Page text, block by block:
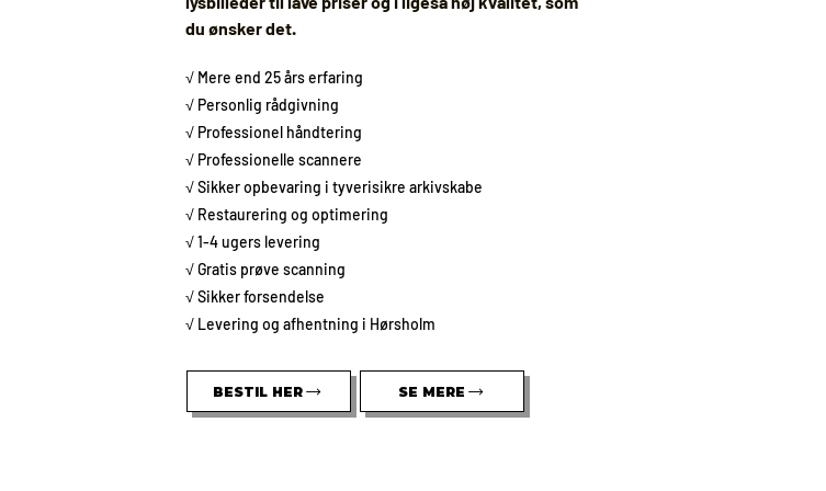
du ønsker det.
√ Mere end 25 års erfaring
√ Personlig rådgivning
√ Professionel håndtering
√ Professionelle scannere
√ Sikker opbevaring i tyverisikre arkivskabe
√ Restaurering og optimering
√ 1-4 ugers levering
√ Gratis prøve scanning
√ Sikker forsendelse
√ Levering og afhentning i Hørsholm
BESTIL HER SE MERE